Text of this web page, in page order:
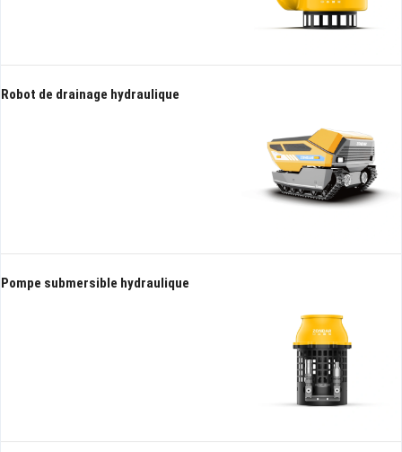
Robot de drainage hydraulique
Pompe submersible hydraulique